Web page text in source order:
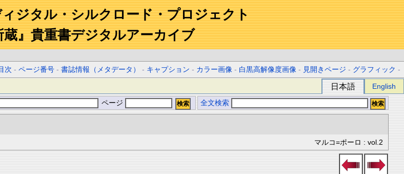
ジタル・シルクロード・プロジェクト
蔵』貴重書デジタルアーカイブ
次 -ページ番号 -書誌情報（メタデータ） - キャプション - カラー画像 - 白黒高解像度画像 - 見開きページ - グラフィック -
日本語 English
ページ 全文検索
マルコ=ポーロ : vol.2